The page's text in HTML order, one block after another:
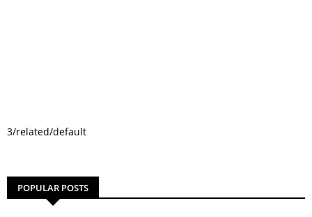
3/related/default
POPULAR POSTS